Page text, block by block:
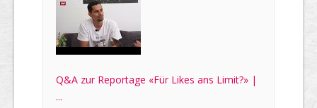
Q&A zur Reportage «Für Likes ans Limit?» |
...